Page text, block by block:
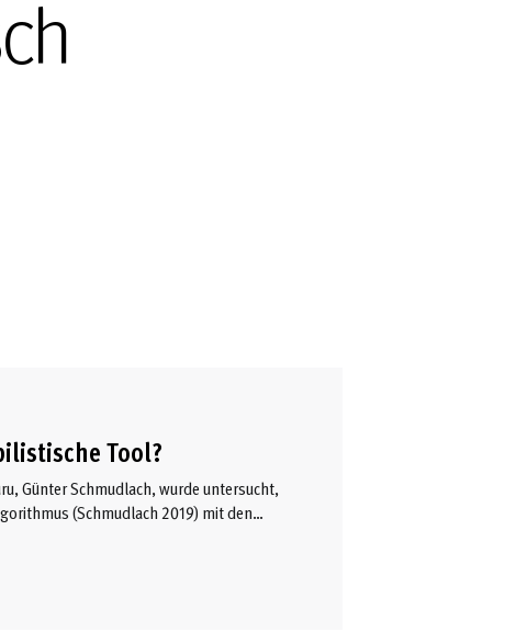
Tool?
Günter Schmudlach, wurde untersucht,
(Schmudlach 2019) mit den
Geländeabschnitte als potenziell